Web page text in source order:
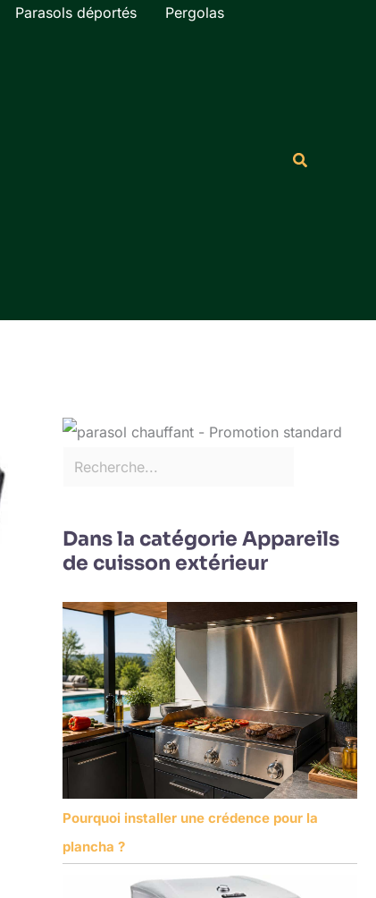
Parasols déportés
Pergolas
Rechercher
Dans la catégorie Appareils
de cuisson extérieur
Pourquoi installer une crédence pour la
plancha ?